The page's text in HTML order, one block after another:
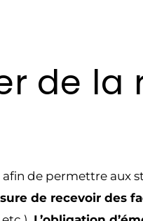
de
de permettre aux
de recevoir des